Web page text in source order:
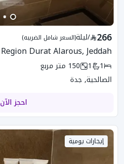
266
/ليلة(السعر شامل الضريبه)
1
1
150 متر مربع
الصالحية, جدة
احجز الآن
إيجارات يومية